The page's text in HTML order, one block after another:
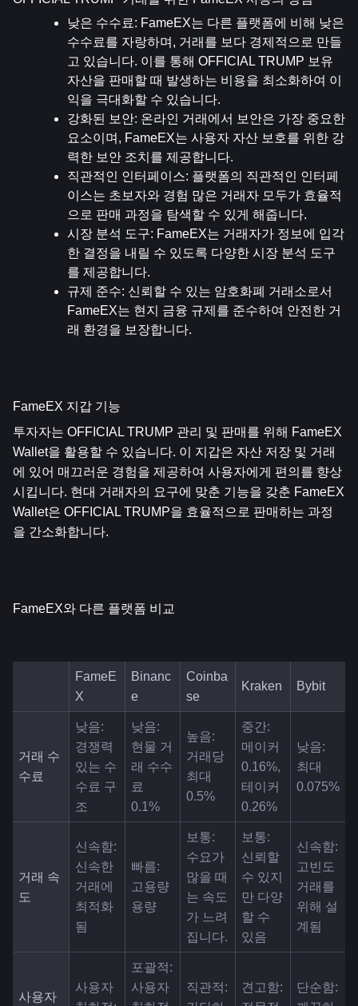
낮은 수수료: FameEX는 다른 플랫폼에 비해 낮은
수수료를 자랑하며, 거래를 보다 경제적으로 만들
고 있습니다. 이를 통해 OFFICIAL TRUMP 보유
자산을 판매할 때 발생하는 비용을 최소화하여 이
익을 극대화할 수 있습니다.
강화된 보안: 온라인 거래에서 보안은 가장 중요한
요소이며, FameEX는 사용자 자산 보호를 위한 강
력한 보안 조치를 제공합니다.
직관적인 인터페이스: 플랫폼의 직관적인 인터페
이스는 초보자와 경험 많은 거래자 모두가 효율적
으로 판매 과정을 탐색할 수 있게 해줍니다.
시장 분석 도구: FameEX는 거래자가 정보에 입각
한 결정을 내릴 수 있도록 다양한 시장 분석 도구
를 제공합니다.
규제 준수: 신뢰할 수 있는 암호화폐 거래소로서
FameEX는 현지 금융 규제를 준수하여 안전한 거
래 환경을 보장합니다.
FameEX 지갑 기능
투자자는 OFFICIAL TRUMP 관리 및 판매를 위해 FameEX
Wallet을 활용할 수 있습니다. 이 지갑은 자산 저장 및 거래
에 있어 매끄러운 경험을 제공하여 사용자에게 편의를 향상
시킵니다. 현대 거래자의 요구에 맞춘 기능을 갖춘 FameEX
Wallet은 OFFICIAL TRUMP을 효율적으로 판매하는 과정
을 간소화합니다.
FameEX와 다른 플랫폼 비교
FameE
X
Binanc
e
Coinba
se
Kraken Bybit
거래 수
수료
낮음:
경쟁력
있는 수
수료 구
조
낮음:
현물 거
래 수수
료
0.1%
높음:
거래당
최대
0.5%
중간:
메이커
0.16%,
테이커
0.26%
낮음:
최대
0.075%
거래 속
도
신속함:
신속한
거래에
최적화
됨
빠름:
고용량
용량
보통:
수요가
많을 때
는 속도
가 느려
집니다.
보통:
신뢰할
수 있지
만 다양
할 수
있음
신속함:
고빈도
거래를
위해 설
계됨
사용자
사용자
포괄적:
사용자
직관적:
견고함:
단순함: